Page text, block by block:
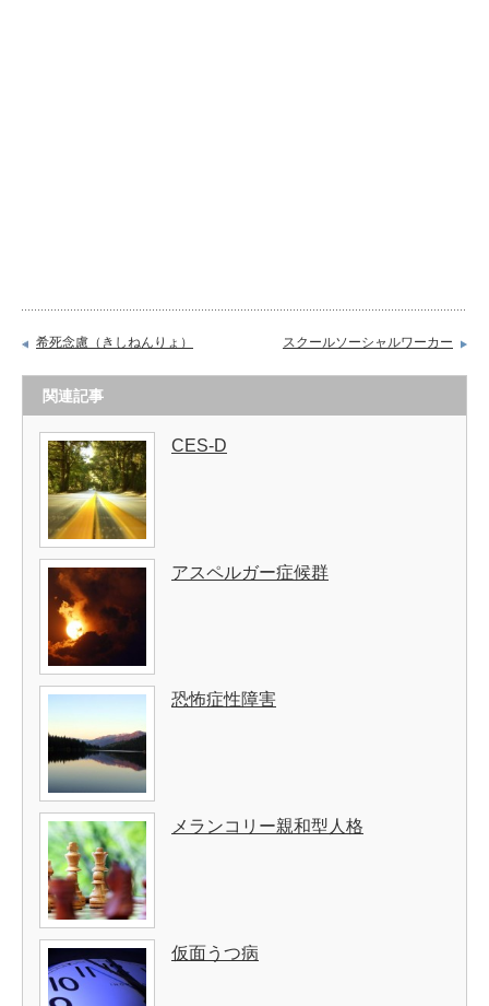
希死念慮（きしねんりょ） スクールソーシャルワーカー
関連記事
CES-D
アスペルガー症候群
恐怖症性障害
メランコリー親和型人格
仮面うつ病